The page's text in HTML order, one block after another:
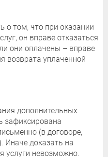
о том, что при оказании
он вправе отказаться
они оплачены – вправе
возврата уплаченной
дополнительных
зафиксирована
(в договоре,
Иначе доказать на
услуги невозможно.